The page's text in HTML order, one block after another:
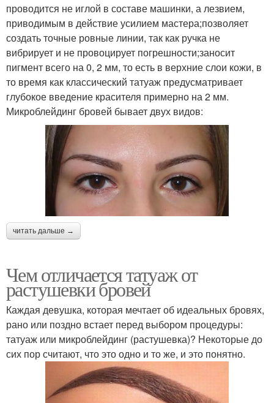
проводится не иглой в составе машинки, а лезвием,
приводимым в действие усилием мастера;позволяет
создать точные ровные линии, так как ручка не
вибрирует и не провоцирует погрешности;заносит
пигмент всего на 0, 2 мм, то есть в верхние слои кожи, в
то время как классический татуаж предусматривает
глубокое введение красителя примерно на 2 мм.
Микроблейдинг бровей бывает двух видов:
читать дальше →
Чем отличается татуаж от
растушевки бровей
Каждая девушка, которая мечтает об идеальных бровях,
рано или поздно встает перед выбором процедуры:
татуаж или микроблейдинг (растушевка)? Некоторые до
сих пор считают, что это одно и то же, и это понятно.